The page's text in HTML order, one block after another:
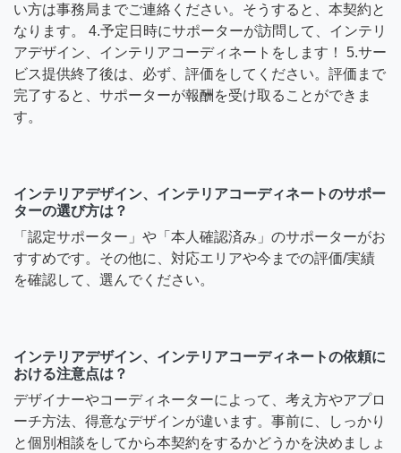
い方は事務局までご連絡ください。そうすると、本契約と
なります。 4.予定日時にサポーターが訪問して、インテリ
アデザイン、インテリアコーディネートをします！ 5.サー
ビス提供終了後は、必ず、評価をしてください。評価まで
完了すると、サポーターが報酬を受け取ることができま
す。
インテリアデザイン、インテリアコーディネートのサポー
ターの選び方は？
「認定サポーター」や「本人確認済み」のサポーターがお
すすめです。その他に、対応エリアや今までの評価/実績
を確認して、選んでください。
インテリアデザイン、インテリアコーディネートの依頼に
おける注意点は？
デザイナーやコーディネーターによって、考え方やアプロ
ーチ方法、得意なデザインが違います。事前に、しっかり
と個別相談をしてから本契約をするかどうかを決めましょ